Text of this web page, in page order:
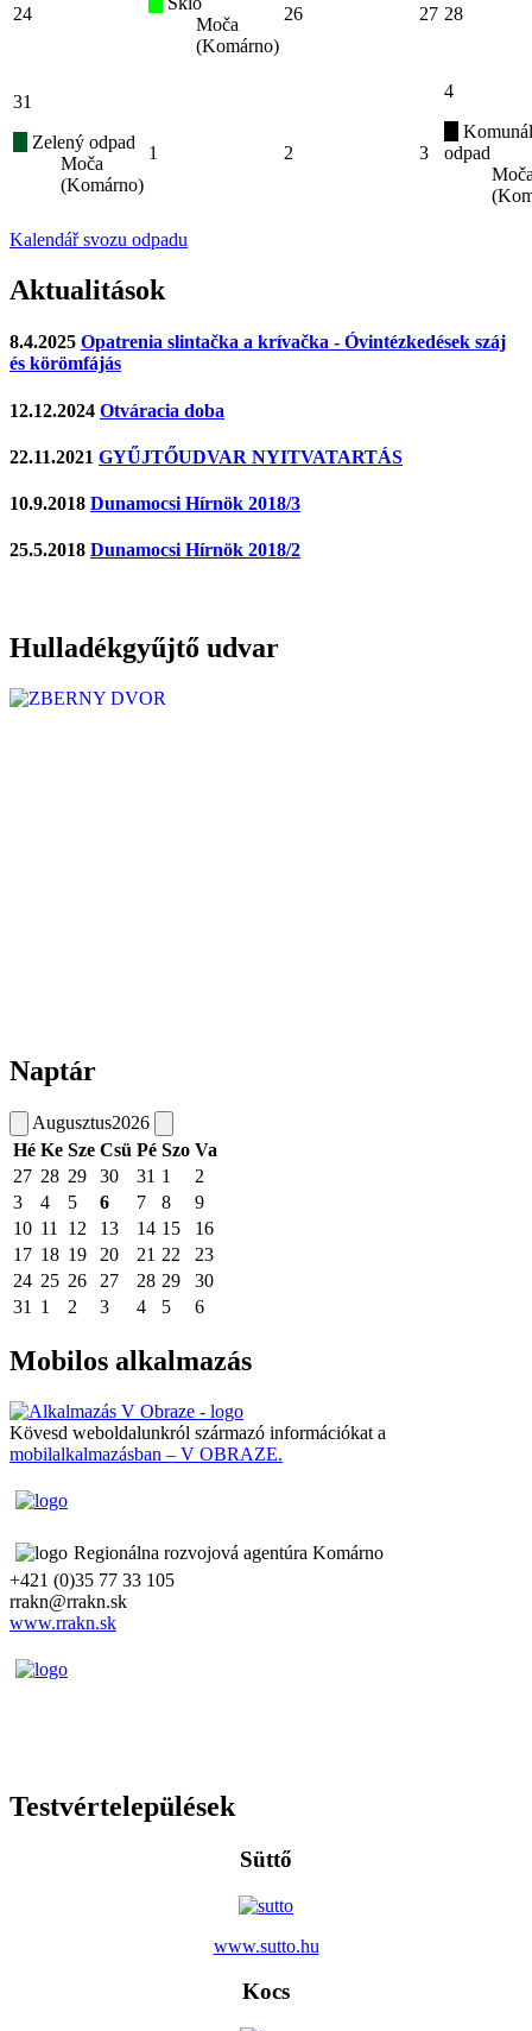
24
Moča
(Komárno)
26 27 28
31
Zelený odpad
Moča
(Komárno)
1 2 3
4
odpad
Kalendář svozu odpadu
Aktualitások
8.4.2025 Opatrenia slintačka a krívačka - Óvintézkedések száj
és körömfájás
12.12.2024 Otváracia doba
22.11.2021 GYŰJTŐUDVAR NYITVATARTÁS
10.9.2018 Dunamocsi Hírnök 2018/3
25.5.2018 Dunamocsi Hírnök 2018/2
Hulladékgyűjtő udvar
Naptár
Augusztus2026
Hé Ke Sze Csü Pé Szo Va
27 28 29 30 31 1
2
3
4 5 6 7 8
9
10 11 12 13 14 15
16
17 18 19 20 21 22
23
24 25 26 27 28 29
30
31
1 2 3 4 5 6
Mobilos alkalmazás
Kövesd weboldalunkról származó információkat a
mobilalkalmazásban – V OBRAZE.
Regionálna rozvojová agentúra Komárno
+421 (0)35 77 33 105
rrakn@rrakn.sk
www.rrakn.sk
Testvértelepülések
Süttő
www.sutto.hu
Kocs